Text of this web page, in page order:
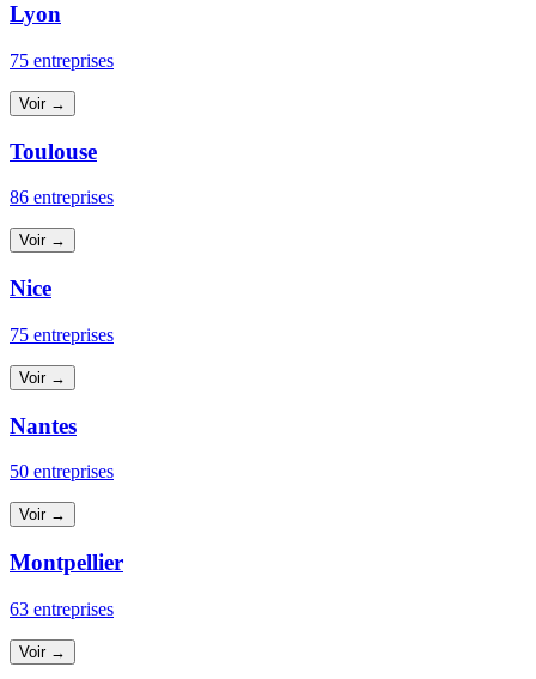
Lyon
75 entreprises
Voir →
Toulouse
86 entreprises
Voir →
Nice
75 entreprises
Voir →
Nantes
50 entreprises
Voir →
Montpellier
63 entreprises
Voir →